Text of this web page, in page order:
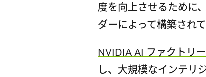
度を向上させるために
ダーによって構築されて
NVIDIA AI ファクトリー
し、大規模なインテリ